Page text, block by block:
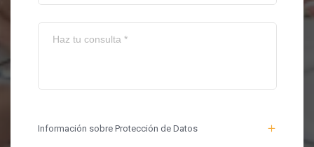
Información sobre Protección de Datos